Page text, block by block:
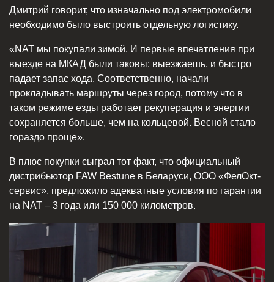
Дмитрий говорит, что изначально под электромобили
необходимо было выстроить отдельную логистику.
«NAT мы покупали зимой. И первые впечатления при
выезде на МКАД были таковы: выезжаешь, и быстро
падает запас хода. Соответственно, начали
прокладывать маршруты через город, потому что в
таком режиме езды работает рекуперация и энергии
сохраняется больше, чем на кольцевой. Весной стало
гораздо проще».
В плюс покупки сыграл тот факт, что официальный
дистрибьютор FAW Bestune в Беларуси, ООО «ФелОкт-
сервис», предложило адекватные условия по гарантии
на NAT – 3 года или 150 000 километров.